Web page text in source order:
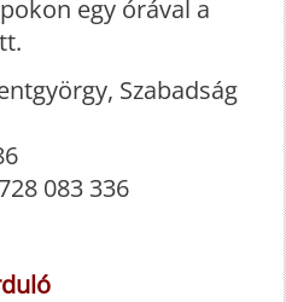
egy órával a
Szabadság
083 336